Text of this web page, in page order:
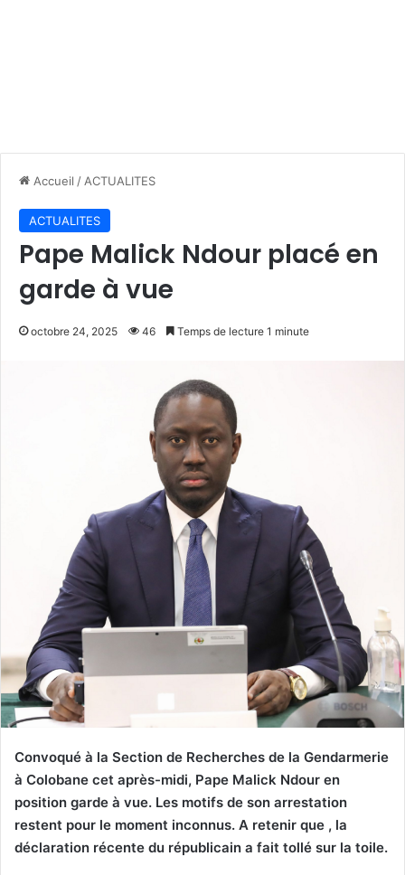
Accueil / ACTUALITES
ACTUALITES
Pape Malick Ndour placé en
garde à vue
octobre 24, 2025 46 Temps de lecture 1 minute
Convoqué à la Section de Recherches de la Gendarmerie
à Colobane cet après-midi, Pape Malick Ndour en
position garde à vue. Les motifs de son arrestation
restent pour le moment inconnus. A retenir que , la
déclaration récente du républicain a fait tollé sur la toile.